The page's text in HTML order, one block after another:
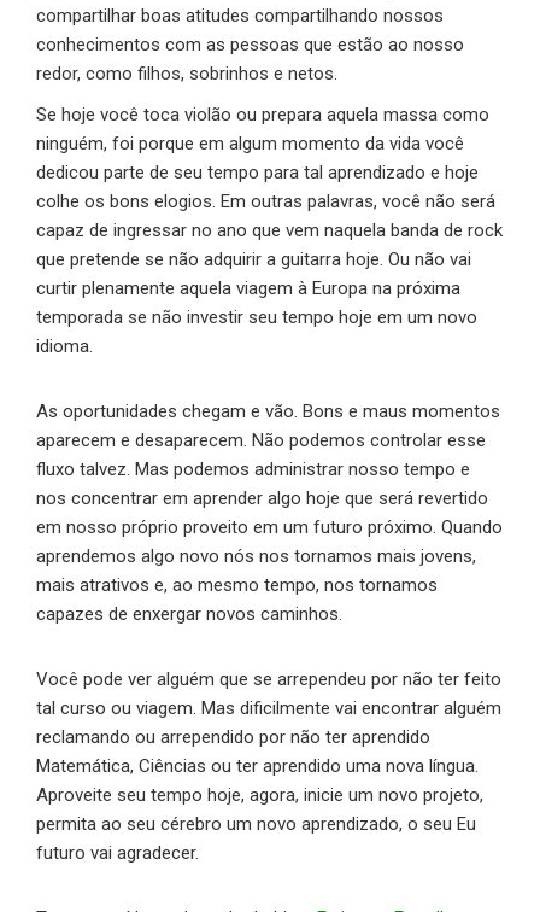
compartilhar boas atitudes compartilhando nossos
conhecimentos com as pessoas que estão ao nosso
redor, como filhos, sobrinhos e netos.
Se hoje você toca violão ou prepara aquela massa como
ninguém, foi porque em algum momento da vida você
dedicou parte de seu tempo para tal aprendizado e hoje
colhe os bons elogios. Em outras palavras, você não será
capaz de ingressar no ano que vem naquela banda de rock
que pretende se não adquirir a guitarra hoje. Ou não vai
curtir plenamente aquela viagem à Europa na próxima
temporada se não investir seu tempo hoje em um novo
idioma.
As oportunidades chegam e vão. Bons e maus momentos
aparecem e desaparecem. Não podemos controlar esse
fluxo talvez. Mas podemos administrar nosso tempo e
nos concentrar em aprender algo hoje que será revertido
em nosso próprio proveito em um futuro próximo. Quando
aprendemos algo novo nós nos tornamos mais jovens,
mais atrativos e, ao mesmo tempo, nos tornamos
capazes de enxergar novos caminhos.
Você pode ver alguém que se arrependeu por não ter feito
tal curso ou viagem. Mas dificilmente vai encontrar alguém
reclamando ou arrependido por não ter aprendido
Matemática, Ciências ou ter aprendido uma nova língua.
Aproveite seu tempo hoje, agora, inicie um novo projeto,
permita ao seu cérebro um novo aprendizado, o seu Eu
futuro vai agradecer.